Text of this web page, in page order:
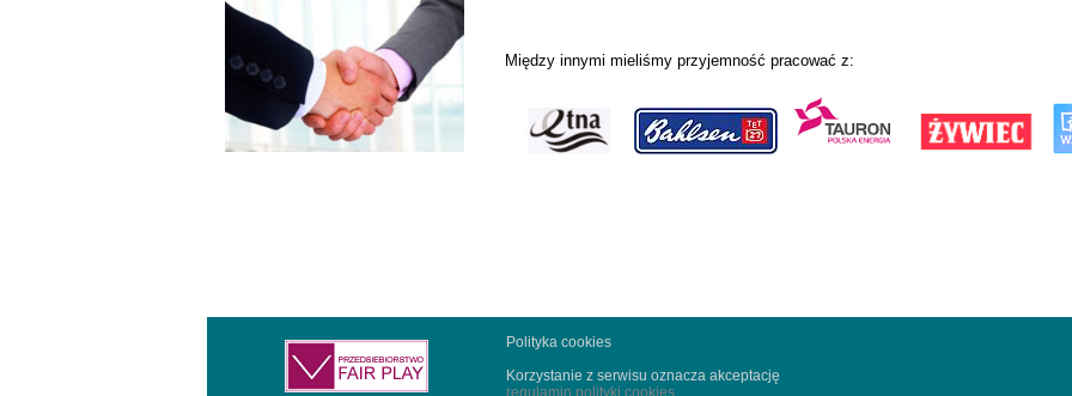
Między innymi mieliśmy przyjemność pracować z:
Polityka cookies
Korzystanie z serwisu oznacza akceptację
regulamin polityki cookies